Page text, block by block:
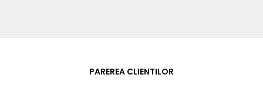
PAREREA CLIENTILOR